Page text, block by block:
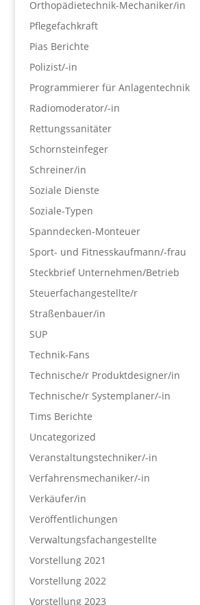
Orthopädietechnik-Mechaniker/in
Pflegefachkraft
Pias Berichte
Polizist/-in
Programmierer für Anlagentechnik
Radiomoderator/-in
Rettungssanitäter
Schornsteinfeger
Schreiner/in
Soziale Dienste
Soziale-Typen
Spanndecken-Monteuer
Sport- und Fitnesskaufmann/-frau
Steckbrief Unternehmen/Betrieb
Steuerfachangestellte/r
Straßenbauer/in
SUP
Technik-Fans
Technische/r Produktdesigner/in
Technische/r Systemplaner/-in
Tims Berichte
Uncategorized
Veranstaltungstechniker/-in
Verfahrensmechaniker/-in
Verkäufer/in
Veröffentlichungen
Verwaltungsfachangestellte
Vorstellung 2021
Vorstellung 2022
Vorstellung 2023